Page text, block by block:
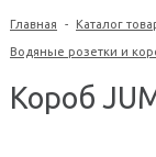
Главная - Каталог
Водяные розетки и
Короб